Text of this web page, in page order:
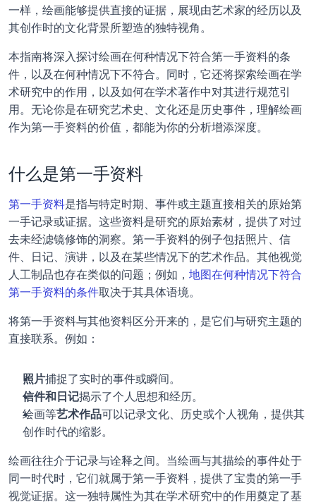
一样，绘画能够提供直接的证据，展现由艺术家的经历以及
其创作时的文化背景所塑造的独特视角。
本指南将深入探讨绘画在何种情况下符合第一手资料的条
件，以及在何种情况下不符合。同时，它还将探索绘画在学
术研究中的作用，以及如何在学术著作中对其进行规范引
用。无论你是在研究艺术史、文化还是历史事件，理解绘画
作为第一手资料的价值，都能为你的分析增添深度。
什么是第一手资料
第一手资料是指与特定时期、事件或主题直接相关的原始第
一手记录或证据。这些资料是研究的原始素材，提供了对过
去未经滤镜修饰的洞察。第一手资料的例子包括照片、信
件、日记、演讲，以及在某些情况下的艺术作品。其他视觉
人工制品也存在类似的问题；例如， 地图在何种情况下符合
第一手资料的条件取决于其具体语境。
将第一手资料与其他资料区分开来的，是它们与研究主题的
直接联系。例如：
照片捕捉了实时的事件或瞬间。
信件和日记揭示了个人思想和经历。
绘画等艺术作品可以记录文化、历史或个人视角，提供其
创作时代的缩影。
绘画往往介于记录与诠释之间。当绘画与其描绘的事件处于
同一时代时，它们就属于第一手资料，提供了宝贵的第一手
视觉证据。这一独特属性为其在学术研究中的作用奠定了基